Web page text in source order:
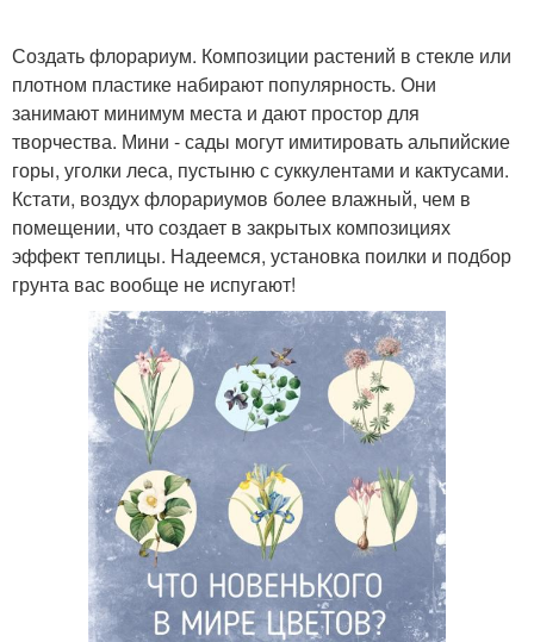
Создать флорариум. Композиции растений в стекле или
плотном пластике набирают популярность. Они
занимают минимум места и дают простор для
творчества. Мини - сады могут имитировать альпийские
горы, уголки леса, пустыню с суккулентами и кактусами.
Кстати, воздух флорариумов более влажный, чем в
помещении, что создает в закрытых композициях
эффект теплицы. Надеемся, установка поилки и подбор
грунта вас вообще не испугают!